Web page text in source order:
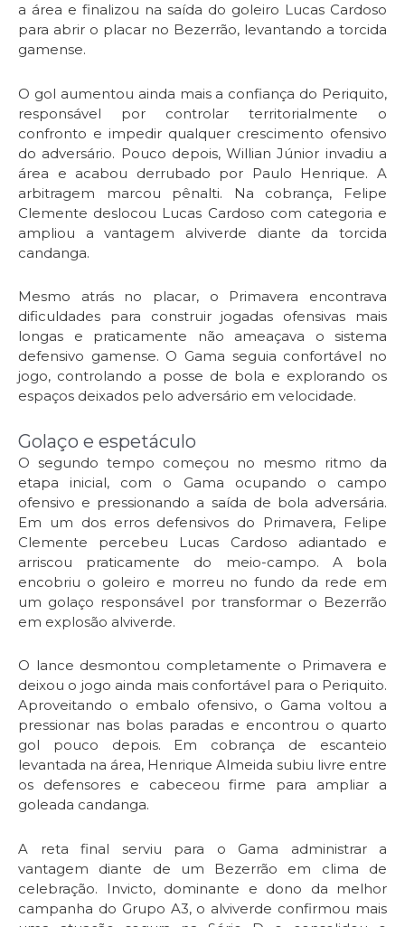
a área e finalizou na saída do goleiro Lucas Cardoso
para abrir o placar no Bezerrão, levantando a torcida
gamense.
O gol aumentou ainda mais a confiança do Periquito,
responsável por controlar territorialmente o
confronto e impedir qualquer crescimento ofensivo
do adversário. Pouco depois, Willian Júnior invadiu a
área e acabou derrubado por Paulo Henrique. A
arbitragem marcou pênalti. Na cobrança, Felipe
Clemente deslocou Lucas Cardoso com categoria e
ampliou a vantagem alviverde diante da torcida
candanga.
Mesmo atrás no placar, o Primavera encontrava
dificuldades para construir jogadas ofensivas mais
longas e praticamente não ameaçava o sistema
defensivo gamense. O Gama seguia confortável no
jogo, controlando a posse de bola e explorando os
espaços deixados pelo adversário em velocidade.
Golaço e espetáculo
O segundo tempo começou no mesmo ritmo da
etapa inicial, com o Gama ocupando o campo
ofensivo e pressionando a saída de bola adversária.
Em um dos erros defensivos do Primavera, Felipe
Clemente percebeu Lucas Cardoso adiantado e
arriscou praticamente do meio-campo. A bola
encobriu o goleiro e morreu no fundo da rede em
um golaço responsável por transformar o Bezerrão
em explosão alviverde.
O lance desmontou completamente o Primavera e
deixou o jogo ainda mais confortável para o Periquito.
Aproveitando o embalo ofensivo, o Gama voltou a
pressionar nas bolas paradas e encontrou o quarto
gol pouco depois. Em cobrança de escanteio
levantada na área, Henrique Almeida subiu livre entre
os defensores e cabeceou firme para ampliar a
goleada candanga.
A reta final serviu para o Gama administrar a
vantagem diante de um Bezerrão em clima de
celebração. Invicto, dominante e dono da melhor
campanha do Grupo A3, o alviverde confirmou mais